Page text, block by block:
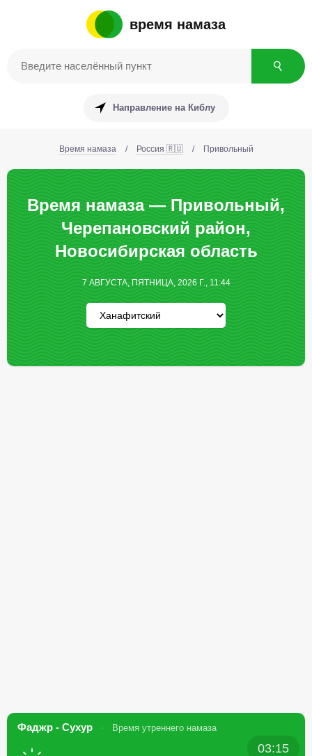
время намаза
Направление на Киблу
Время намаза / Россия 🇷🇺 / Привольный
Время намаза — Привольный,
Черепановский район,
Новосибирская область
7 АВГУСТА, ПЯТНИЦА, 2026 Г., 11:44
Фаджр - Сухур Время утреннего намаза
03:15